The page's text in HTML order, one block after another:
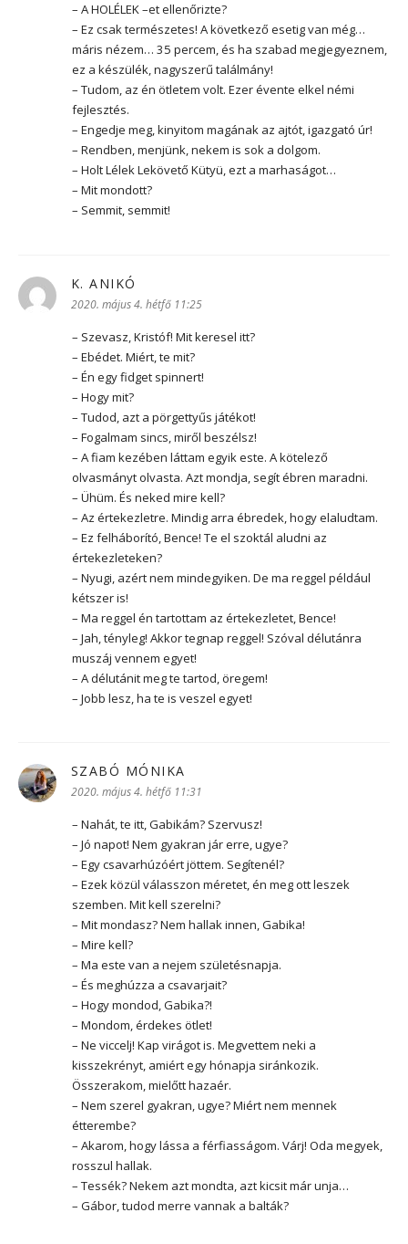
– A HOLÉLEK –et ellenőrizte?
– Ez csak természetes! A következő esetig van még…
máris nézem… 35 percem, és ha szabad megjegyeznem,
ez a készülék, nagyszerű találmány!
– Tudom, az én ötletem volt. Ezer évente elkel némi
fejlesztés.
– Engedje meg, kinyitom magának az ajtót, igazgató úr!
– Rendben, menjünk, nekem is sok a dolgom.
– Holt Lélek Lekövető Kütyü, ezt a marhaságot…
– Mit mondott?
– Semmit, semmit!
K. ANIKÓ
2020. május 4. hétfő 11:25
– Szevasz, Kristóf! Mit keresel itt?
– Ebédet. Miért, te mit?
– Én egy fidget spinnert!
– Hogy mit?
– Tudod, azt a pörgettyűs játékot!
– Fogalmam sincs, miről beszélsz!
– A fiam kezében láttam egyik este. A kötelező
olvasmányt olvasta. Azt mondja, segít ébren maradni.
– Ühüm. És neked mire kell?
– Az értekezletre. Mindig arra ébredek, hogy elaludtam.
– Ez felháborító, Bence! Te el szoktál aludni az
értekezleteken?
– Nyugi, azért nem mindegyiken. De ma reggel például
kétszer is!
– Ma reggel én tartottam az értekezletet, Bence!
– Jah, tényleg! Akkor tegnap reggel! Szóval délutánra
muszáj vennem egyet!
– A délutánit meg te tartod, öregem!
– Jobb lesz, ha te is veszel egyet!
SZABÓ MÓNIKA
2020. május 4. hétfő 11:31
– Nahát, te itt, Gabikám? Szervusz!
– Jó napot! Nem gyakran jár erre, ugye?
– Egy csavarhúzóért jöttem. Segítenél?
– Ezek közül válasszon méretet, én meg ott leszek
szemben. Mit kell szerelni?
– Mit mondasz? Nem hallak innen, Gabika!
– Mire kell?
– Ma este van a nejem születésnapja.
– És meghúzza a csavarjait?
– Hogy mondod, Gabika?!
– Mondom, érdekes ötlet!
– Ne viccelj! Kap virágot is. Megvettem neki a
kisszekrényt, amiért egy hónapja siránkozik.
Összerakom, mielőtt hazaér.
– Nem szerel gyakran, ugye? Miért nem mennek
étterembe?
– Akarom, hogy lássa a férfiasságom. Várj! Oda megyek,
rosszul hallak.
– Tessék? Nekem azt mondta, azt kicsit már unja…
– Gábor, tudod merre vannak a balták?